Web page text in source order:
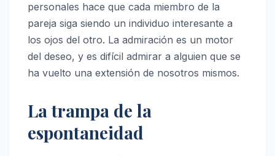
personales hace que cada miembro de la
pareja siga siendo un individuo interesante a
los ojos del otro. La admiración es un motor
del deseo, y es difícil admirar a alguien que se
ha vuelto una extensión de nosotros mismos.
La trampa de la
espontaneidad